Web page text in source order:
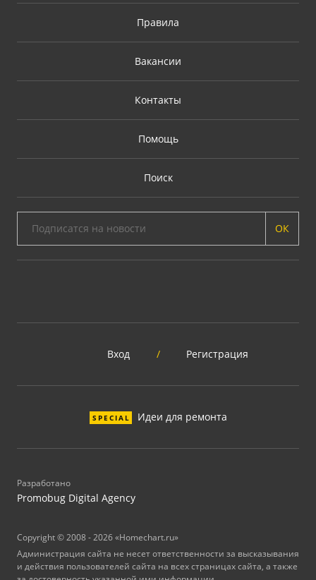
Правила
Вакансии
Контакты
Помощь
Поиск
ОК
Вход / Регистрация
SPECIAL Идеи для ремонта
Разработано
Promobug Digital Agency
Copyright © 2008 - 2026 «Homechart.ru»
Администрация сайта не несет ответственности за высказывания
и действия пользователей сайта на всех страницах сайта, а также